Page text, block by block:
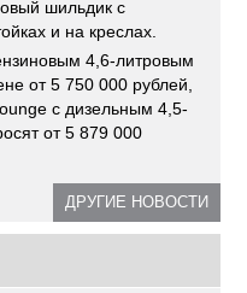
шильдик с
и на креслах.
4,6-литровым
от 5 750 000 рублей,
с дизельным 4,5-
от 5 879 000
ДРУГИЕ НОВОСТИ